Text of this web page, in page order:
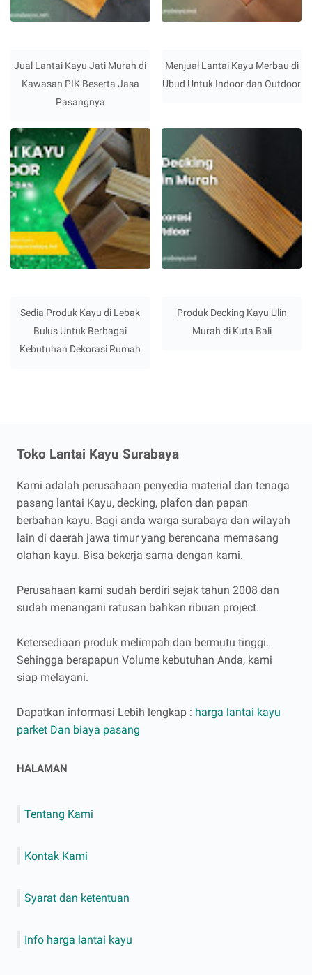
Jual Lantai Kayu Jati Murah di
Kawasan PIK Beserta Jasa
Pasangnya
Menjual Lantai Kayu Merbau di
Ubud Untuk Indoor dan Outdoor
Sedia Produk Kayu di Lebak
Bulus Untuk Berbagai
Kebutuhan Dekorasi Rumah
Produk Decking Kayu Ulin
Murah di Kuta Bali
Toko Lantai Kayu Surabaya
Kami adalah perusahaan penyedia material dan tenaga
pasang lantai Kayu, decking, plafon dan papan
berbahan kayu. Bagi anda warga surabaya dan wilayah
lain di daerah jawa timur yang berencana memasang
olahan kayu. Bisa bekerja sama dengan kami.
Perusahaan kami sudah berdiri sejak tahun 2008 dan
sudah menangani ratusan bahkan ribuan project.
Ketersediaan produk melimpah dan bermutu tinggi.
Sehingga berapapun Volume kebutuhan Anda, kami
siap melayani.
Dapatkan informasi Lebih lengkap : harga lantai kayu
parket Dan biaya pasang
HALAMAN
Tentang Kami
Kontak Kami
Syarat dan ketentuan
Info harga lantai kayu